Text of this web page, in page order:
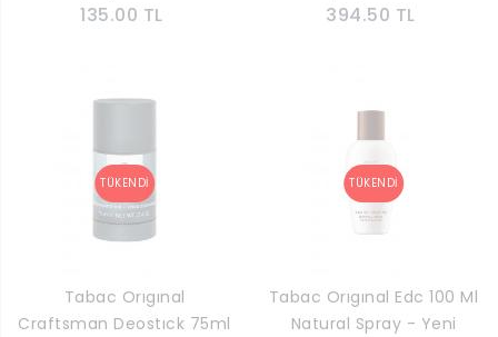
135.00 TL 394.50 TL
Tabac Orıgınal
Craftsman Deostıck 75ml
Tabac Orıgınal Edc 100 Ml
Natural Spray - Yeni